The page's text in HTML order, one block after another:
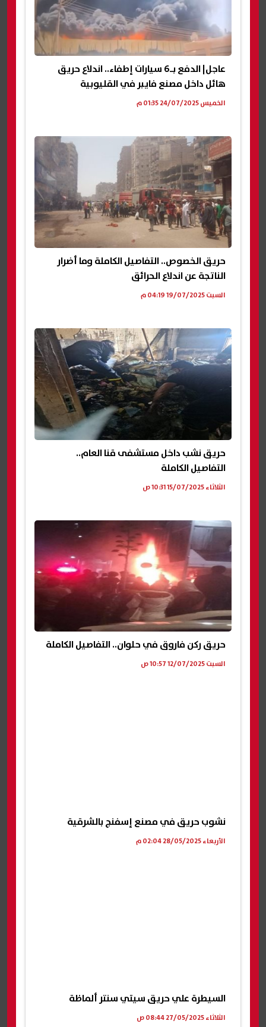
عاجل| الدفع بـ6 سيارات إطفاء.. اندلاع حريق
هائل داخل مصنع فايبر في القليوبية
الخميس 24/07/2025 01:35 م
حريق الخصوص.. التفاصيل الكاملة وما أضرار
الناتجة عن اندلاع الحرائق
السبت 19/07/2025 04:19 م
حريق نشب داخل مستشفى قنا العام..
التفاصيل الكاملة
الثلاثاء 15/07/2025 10:31 ص
حريق ركن فاروق في حلوان.. التفاصيل الكاملة
السبت 12/07/2025 10:57 ص
نشوب حريق في مصنع إسفنج بالشرقية
الأربعاء 28/05/2025 02:04 م
السيطرة علي حريق سيتي سنتر ألماظة
الثلاثاء 27/05/2025 08:44 ص